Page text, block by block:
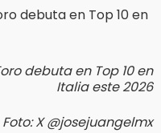
debuta en Top 10 en
Italia este 2026
Foto: X @josejuangelmx